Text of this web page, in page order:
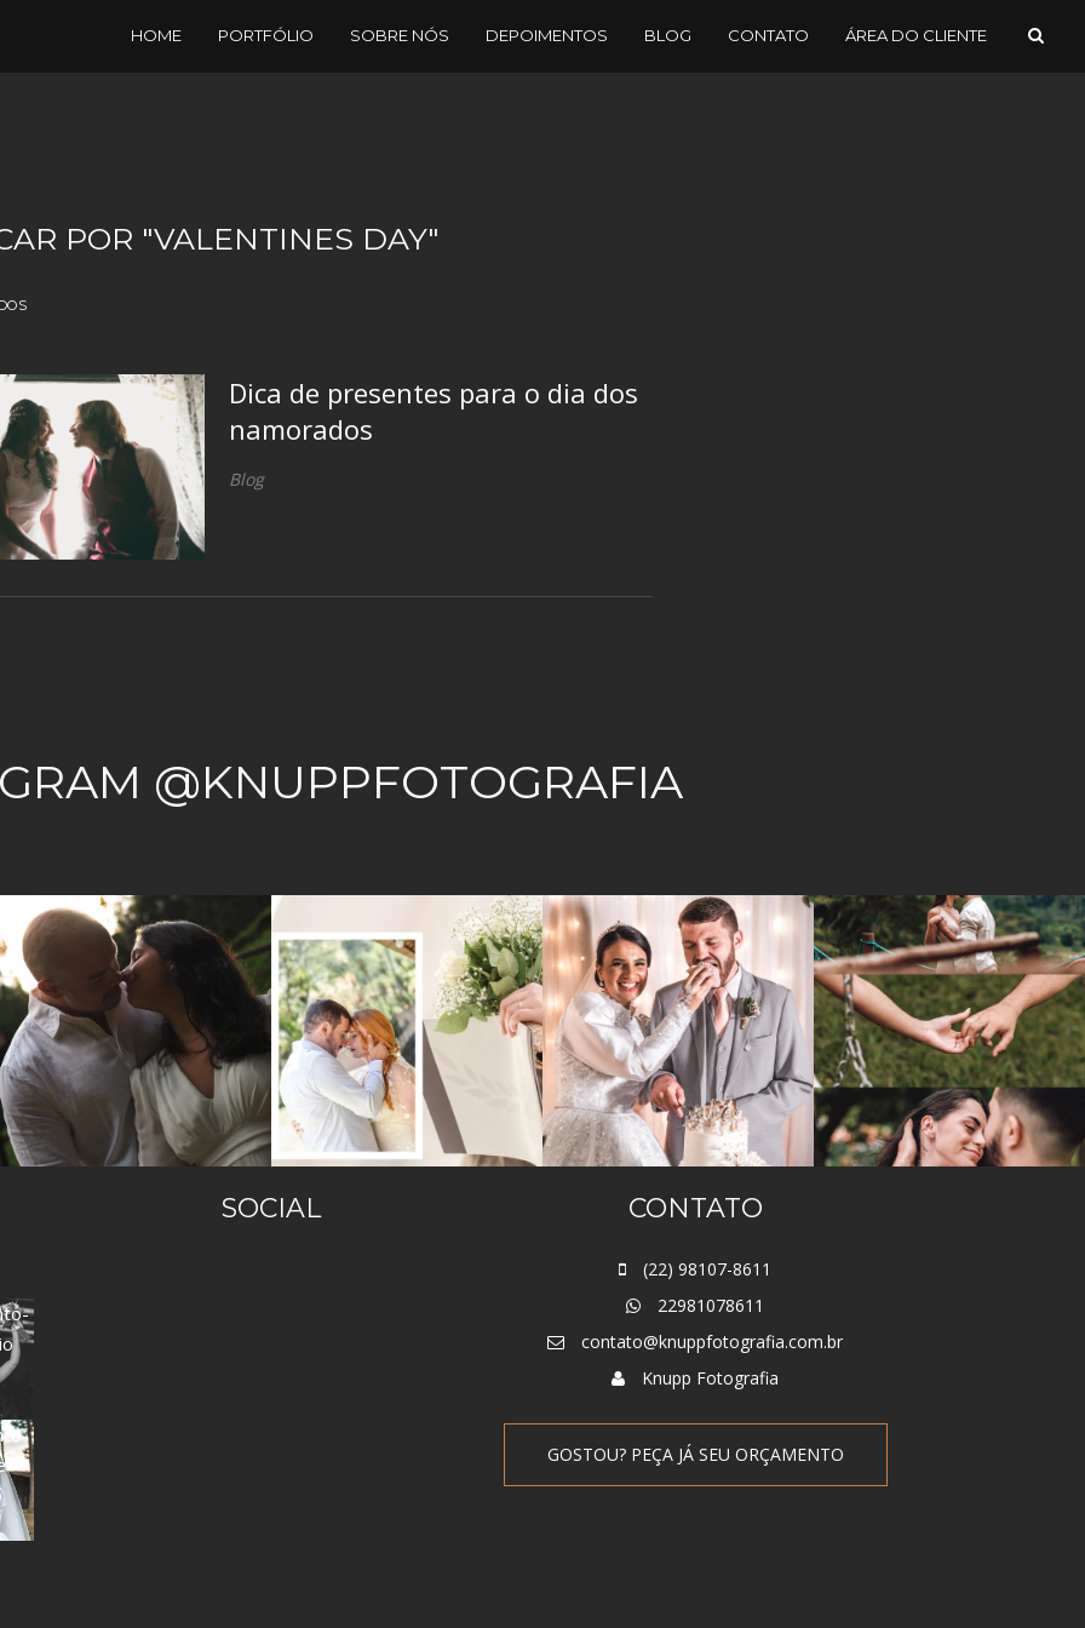
HOME PORTFÓLIO SOBRE NÓS DEPOIMENTOS BLOG CONTATO ÁREA DO CLIENTE
POR "VALENTINES DAY"
Dica de presentes para o dia dos
namorados
Blog
@KNUPPFOTOGRAFIA
SOCIAL CONTATO
(22) 98107-8611
22981078611
contato@knuppfotografia.com.br
Knupp Fotografia
GOSTOU? PEÇA JÁ SEU ORÇAMENTO